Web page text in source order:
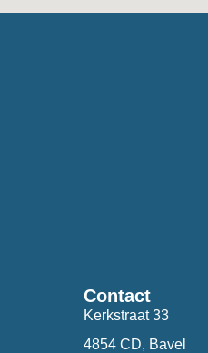
Contact
Kerkstraat 33
4854 CD, Bavel